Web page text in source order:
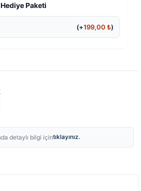
Hediye Paketi
(+199,00₺)
detaylı bilgi içintıklayınız.